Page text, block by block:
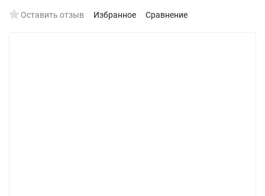
Оставить отзыв Избранное Сравнение